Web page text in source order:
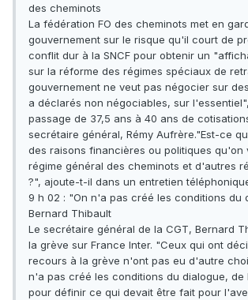
des cheminots
La fédération FO des cheminots met en
gouvernement sur le risque qu'il court de
conflit dur à la SNCF pour obtenir un
sur la réforme des régimes spéciaux de
gouvernement ne veut pas négocier sur
a déclarés non négociables, sur
passage de 37,5 ans à 40 ans de
secrétaire général, Rémy Aufrère."Est-ce
des raisons financières ou politiques qu'on
régime général des cheminots et d'autres
?", ajoute-t-il dans un entretien
9 h 02 : "On n'a pas créé les conditions du
Bernard Thibault
Le secrétaire général de la CGT, Bernard
la grève sur France Inter. "Ceux qui ont
recours à la grève n'ont pas eu d'autre
n'a pas créé les conditions du dialogue, de
pour définir ce qui devait être fait pour